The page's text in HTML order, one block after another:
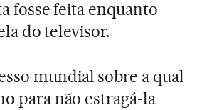
fosse feita enquanto
do televisor.
mundial sobre a qual
para não estragá-la –